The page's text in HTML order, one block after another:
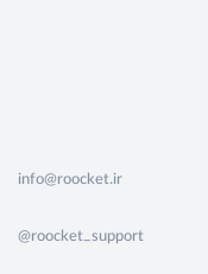
info@roocket.ir
@roocket_support